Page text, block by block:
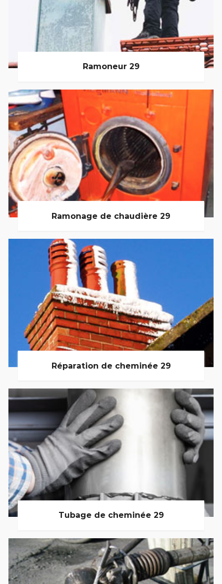
Ramoneur 29
Ramonage de chaudière 29
Réparation de cheminée 29
Tubage de cheminée 29